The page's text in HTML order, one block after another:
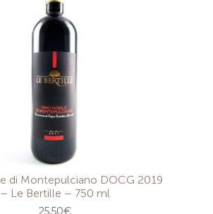
di Montepulciano DOCG 2019
– Le Bertille – 750 ml
25,50€